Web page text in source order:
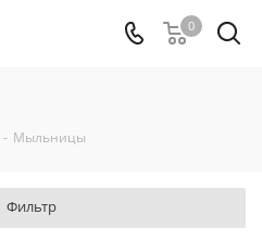
0
- Мыльницы
Фильтр